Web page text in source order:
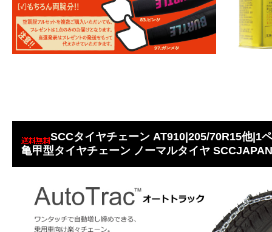
SCCタイヤチェーン AT910|205/70R15他|1
亀甲型タイヤチェーン ノーマルタイヤ